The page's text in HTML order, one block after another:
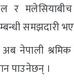
र मलेसियाबीच
समझदारी
नेपाली
पाउनेछन् ।